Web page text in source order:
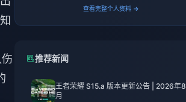
查看完整个人资料 →
推荐新闻
王者荣耀 S15.a 版本更新公告 | 2026年8
月